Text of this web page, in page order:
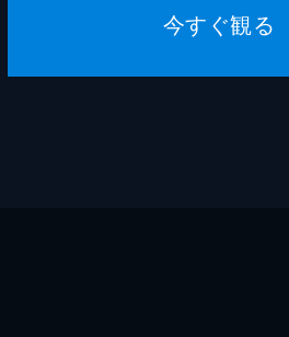
今すぐ観る